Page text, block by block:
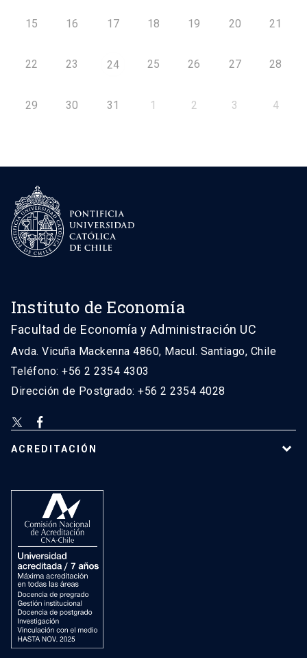
15 16 17 18 19 20 21
22 23 24 25 26 27 28
29 30 31 1 2 3 4
Instituto de Economía
Facultad de Economía y Administración UC
Avda. Vicuña Mackenna 4860, Macul. Santiago, Chile
Teléfono: +56 2 2354 4303
Dirección de Postgrado: +56 2 2354 4028
ACREDITACIÓN